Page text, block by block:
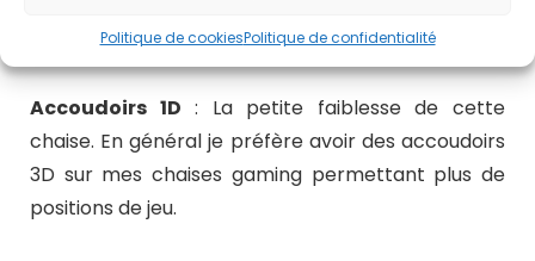
Politique de cookiesPolitique de confidentialité
Accoudoirs 1D : La petite faiblesse de cette
chaise. En général je préfère avoir des accoudoirs
3D sur mes chaises gaming permettant plus de
positions de jeu.